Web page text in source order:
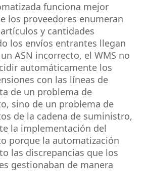
funciona mejor
los proveedores enumeran
y cantidades
los envíos entrantes llegan
ASN incorrecto, el WMS no
automáticamente los
con las líneas de
de un problema de
sino de un problema de
de la cadena de suministro,
la implementación del
porque la automatización
las discrepancias que los
gestionaban de manera